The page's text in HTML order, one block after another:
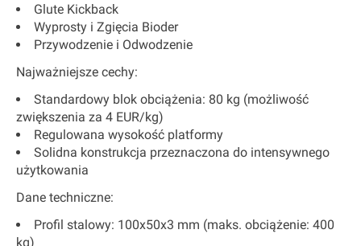
Glute Kickback
Wyprosty i Zgięcia Bioder
Przywodzenie i Odwodzenie
Najważniejsze cechy:
Standardowy blok obciążenia: 80 kg (możliwość
zwiększenia za 4 EUR/kg)
Regulowana wysokość platformy
Solidna konstrukcja przeznaczona do intensywnego
użytkowania
Dane techniczne:
Profil stalowy: 100x50x3 mm (maks. obciążenie: 400
kg)